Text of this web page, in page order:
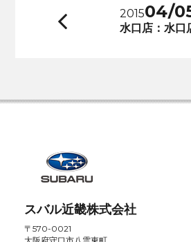
201504/
水口店：水口
スバル近畿株式会社
〒570-0021